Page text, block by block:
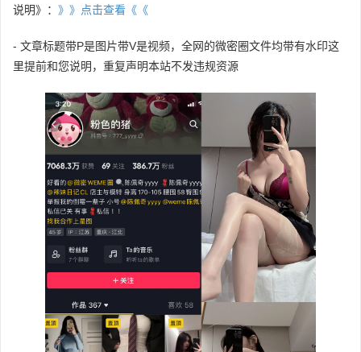
说明》： 》》点击查看《《
- 文章标题带P是图片带V是视频，全网的微密圈文件均带有水印这
里提前和您说明，重复声明本站不发违规资源